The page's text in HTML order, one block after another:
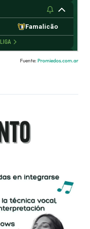
Fuente: Promiedos.com.ar